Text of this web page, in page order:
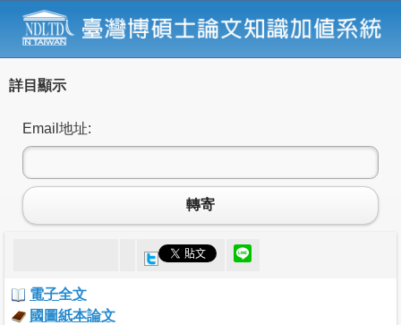
詳目顯示
Email地址:
轉寄
電子全文
國圖紙本論文